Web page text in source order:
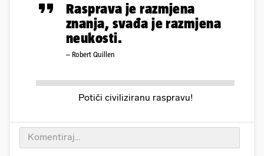
Rasprava je razmjena
znanja, svađa je razmjena
neukosti.
– Robert Quillen
Potiči civiliziranu raspravu!